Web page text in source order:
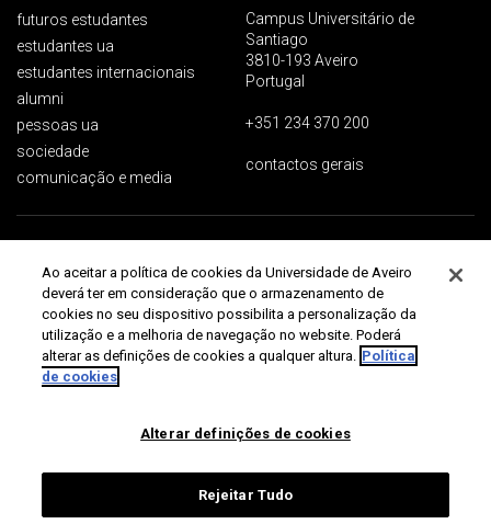
futuros estudantes
estudantes ua
estudantes internacionais
alumni
pessoas ua
sociedade
comunicação e media
Campus Universitário de
Santiago
3810-193 Aveiro
Portugal
+351 234 370 200
contactos gerais
Universidade de Aveiro 2026
Ao aceitar a política de cookies da Universidade de Aveiro
deverá ter em consideração que o armazenamento de
cookies no seu dispositivo possibilita a personalização da
utilização e a melhoria de navegação no website. Poderá
alterar as definições de cookies a qualquer altura. Política
de cookies
Alterar definições de cookies
Rejeitar Tudo